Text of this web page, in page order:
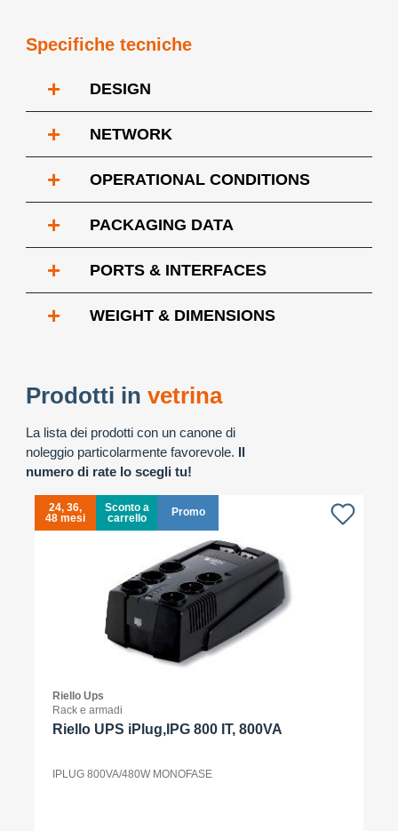
Specifiche tecniche
+ DESIGN
+ NETWORK
+ OPERATIONAL CONDITIONS
+ PACKAGING DATA
+ PORTS & INTERFACES
+ WEIGHT & DIMENSIONS
Prodotti in vetrina
La lista dei prodotti con un canone di
noleggio particolarmente favorevole. Il
numero di rate lo scegli tu!
24, 36,
48 mesi
Sconto a
carrello
Promo
Riello Ups
Rack e armadi
Riello UPS iPlug,IPG 800 IT, 800VA
IPLUG 800VA/480W MONOFASE